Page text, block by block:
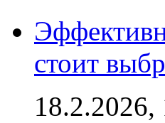
стоит
18.2.2026,